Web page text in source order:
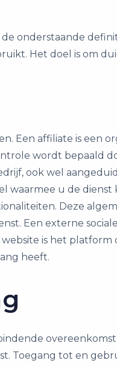
onderstaande
Het doel is om
Een affiliate is een
wordt bepaald
ook wel
waarmee u de
Deze
Een externe
is het
heeft.
Toegang tot en